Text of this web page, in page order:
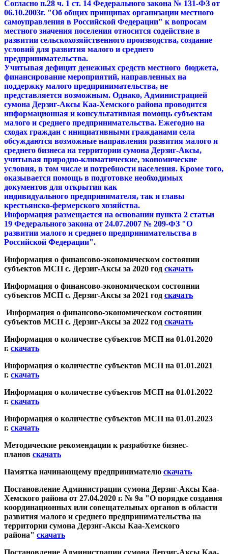
Согласно п.28 ч. 1 ст. 14 Федерального закона № 131-ФЗ от
06.10.2003г. "Об общих принципах организации местного
самоуправления в Российской Федерации" к вопросам
местного значения поселения относится содействие в
развитии сельскохозяйственного производства, создание
условий для развития малого и среднего
предпринимательства.
Учитывая дефицит денежных средств местного бюджета,
финансирование мероприятий, направленных на
поддержку малого предпринимательства, не
представляется возможным. Однако, Администрацией
сумона Дерзиг-Аксы Каа-Хемского района проводится
информационная и консультативная помощь субъектам
малого и среднего предпринимательства. Ежегодно на
сходах граждан с инициативными гражданами села
обсуждаются возможные направления развития малого и
среднего бизнеса на территории сумона Дерзиг-Аксы,
учитывая природно-климатические, экономические
условия, в том числе и потребности населения. Кроме того,
оказывается помощь в подготовке необходимых
документов для открытия как
индивидуального предпринимателя, так и главы
крестьянско-фермерского хозяйства.
Информация размещается на основании пункта 2 статьи
19 Федерального закона от 24.07.2007 № 209-ФЗ "О
развитии малого и среднего предпринимательства в
Российской Федерации".
Информация о финансово-экономическом состоянии
субъектов МСП с. Дерзиг-Аксы за 2020 год скачать
Информация о финансово-экономическом состоянии
субъектов МСП с. Дерзиг-Аксы за 2021 год скачать
Информация о финансово-экономическом состоянии
субъектов МСП с. Дерзиг-Аксы за 2022 год скачать
Информация о количестве субъектов МСП на 01.01.2020
г. скачать
Информация о количестве субъектов МСП на 01.01.2021
г. скачать
Информация о количестве субъектов МСП на 01.01.2022
г. скачать
Информация о количестве субъектов МСП на 01.01.2023
г. скачать
Методические рекомендации к разработке бизнес-
планов скачать
Памятка начинающему предпринимателю скачать
Постановление Администрации сумона Дерзиг-Аксы Каа-
Хемского района от 27.04.2020 г. № 9а "О порядке создания
координационных или совещательных органов в области
развития малого и среднего предпринимательства на
территории сумона Дерзиг-Аксы Каа-Хемского
района" скачать
Постановление Администрации сумона Дерзиг-Аксы Каа-